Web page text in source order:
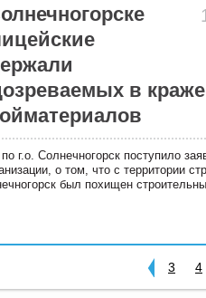
в краже
Солнечногорск поступило
о том, что с территории
был похищен
3 4